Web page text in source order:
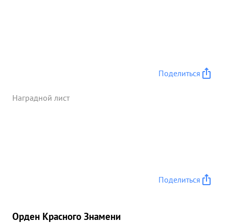
Поделиться
Наградной лист
Поделиться
Орден Красного Знамени